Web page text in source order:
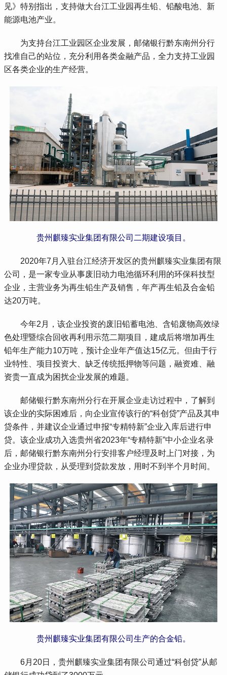
见》特别指出，支持做大台江工业园再生铅、铅酸电池、新
能源电池产业。
为支持台江工业园区企业发展，邮储银行黔东南州分行
找准自己的站位，充分利用各类金融产品，全力支持工业园
区各类企业的生产经营。
贵州麒臻实业集团有限公司二期建设项目。
2020年7月入驻台江经济开发区的贵州麒臻实业集团有限
公司，是一家专业从事废旧动力电池循环利用的环保科技型
企业，主营业务为再生铅生产及销售，年产再生铅及合金铅
达20万吨。
今年2月，该企业投资的废旧铅蓄电池、含铅废物高效绿
色处理暨综合回收再利用示范二期项目，建成后将增加再生
铅年生产能力10万吨，预计企业年产值达15亿元。但由于行
业特性、项目投资大、缺乏传统抵押物等问题，融资难、融
资贵一直成为困扰企业发展的难题。
邮储银行黔东南州分行在开展企业走访过程中，了解到
该企业的实际困难后，向企业宣传该行的“科创贷”产品及其申
贷条件，并建议企业通过申报“专精特新”企业入库后进行申
贷。该企业成功入选贵州省2023年“专精特新”中小企业名录
后，邮储银行黔东南州分行安排客户经理及时上门对接，为
企业办理贷款，从受理到贷款发放，用时不到半个月时间。
贵州麒臻实业集团有限公司生产的合金铅。
6月20日，贵州麒臻实业集团有限公司通过“科创贷”从邮